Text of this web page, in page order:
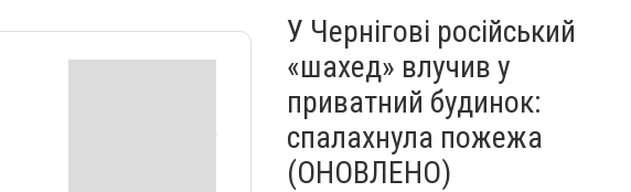
У Чернігові російський
«шахед» влучив у
приватний будинок:
спалахнула пожежа
(ОНОВЛЕНО)